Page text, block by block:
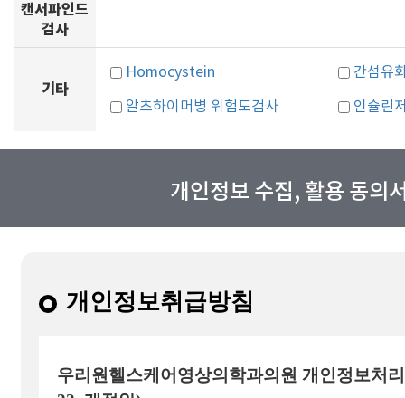
캔서파인드
검사
기타
Homocystein 간섬유
알츠하이머병 위험도검사 인슐린
개인정보 수집, 활용 동의